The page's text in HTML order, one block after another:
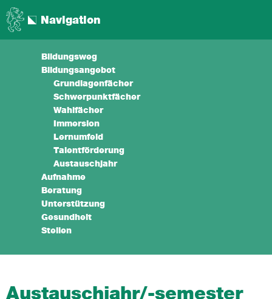
Navigation
Bildungsweg
Bildungsangebot
Grundlagenfächer
Schwerpunktfächer
Wahlfächer
Immersion
Lernumfeld
Talentförderung
Austauschjahr
Aufnahme
Beratung
Unterstützung
Gesundheit
Stellen
Austauschjahr/-semester